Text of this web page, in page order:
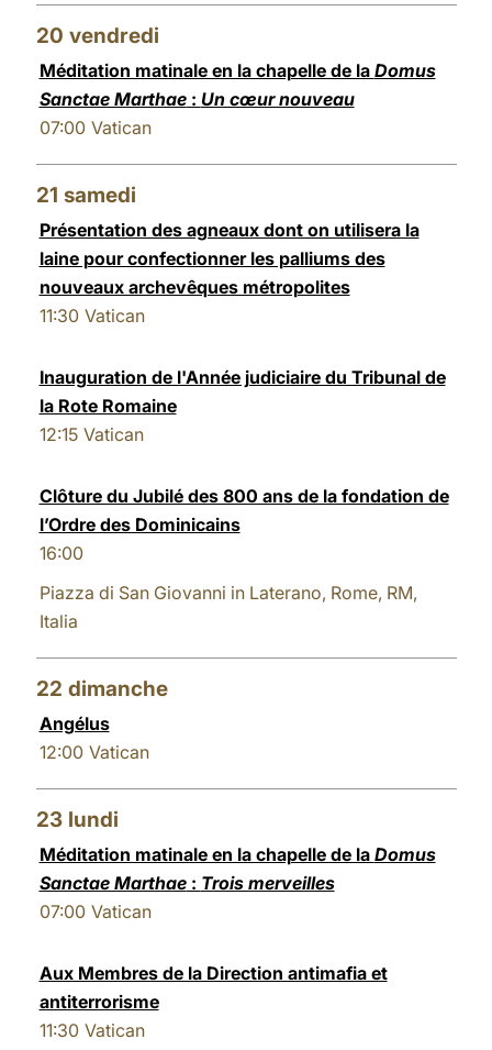
20 vendredi
Méditation matinale en la chapelle de la Domus
Sanctae Marthae: Un cœur nouveau
07:00 Vatican
21 samedi
Présentation des agneaux dont on utilisera la
laine pour confectionner les palliums des
nouveaux archevêques métropolites
11:30 Vatican
Inauguration de l'Année judiciaire du Tribunal de
la Rote Romaine
12:15 Vatican
Clôture du Jubilé des 800 ans de la fondation de
l’Ordre des Dominicains
16:00
Piazza di San Giovanni in Laterano, Rome, RM,
Italia
22 dimanche
Angélus
12:00 Vatican
23 lundi
Méditation matinale en la chapelle de la Domus
Sanctae Marthae: Trois merveilles
07:00 Vatican
Aux Membres de la Direction antimafia et
antiterrorisme
11:30 Vatican